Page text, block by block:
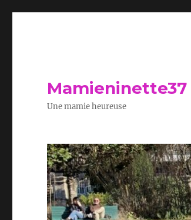
Mamieninette37
Une mamie heureuse